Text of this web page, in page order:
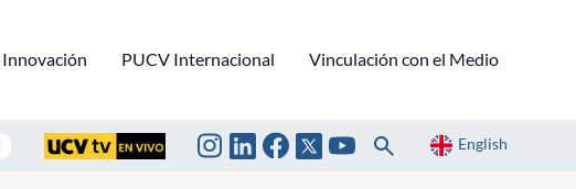
PUCV Internacional Vinculación con el Medio
English